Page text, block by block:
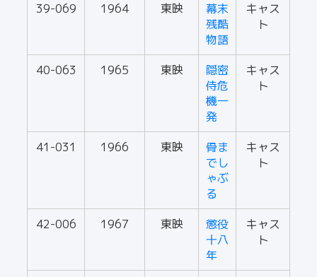
39-069
1964 東映
幕末
残酷
物語
キャス
ト
40-063 1965 東映
隠密
侍危
機一
発
キャス
ト
41-031 1966 東映
骨ま
でし
ゃぶ
る
キャス
ト
42-006 1967 東映
懲役
十八
年
キャス
ト